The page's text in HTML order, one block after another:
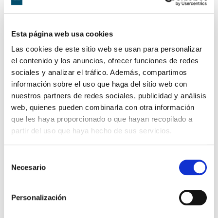
Esta página web usa cookies
Las cookies de este sitio web se usan para personalizar
el contenido y los anuncios, ofrecer funciones de redes
sociales y analizar el tráfico. Además, compartimos
información sobre el uso que haga del sitio web con
nuestros partners de redes sociales, publicidad y análisis
web, quienes pueden combinarla con otra información
que les haya proporcionado o que hayan recopilado a
partir del uso que haya hecho de sus servicios.
Necesario
Personalización
viento y oleaje) no permitirían la realización del salto
En este sentido, el informe de meteorología emitido
por el Patrullero Infanta Cristina señala la existencia
«de vientos bonancibles moderados, mar rizada,
cielos despejados y buena visibilidad. Con rachas de
entre 20 y 25 nudos entre las 10 y las 11 de la
mañana, con una media de 11 a 16 nudos durante
toda la mañana, siendo la velocidad máxima
permitida para efectuar el salto de 14 nudos».
embarcación que prestó los primeros auxilios al
fallecido tampoco estaría compuesta por los
Paracaidistas Almogávares VI, según la reunión de
coordinación del jefe de zona de lanzamiento en